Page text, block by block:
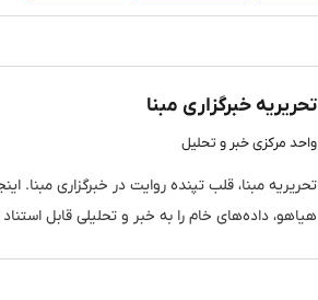
تحریریه خبرگزاری مبنا
واحد مرکزی خبر و تحلیل
تحریریه مبنا، قلب تپنده روایت در خبرگزاری مبنا.
هیاهو، داده‌های خام را به خبر و تحلیلی قابل